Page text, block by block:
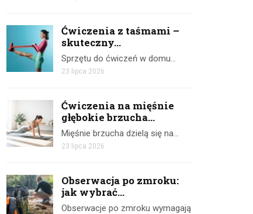
Ćwiczenia z taśmami –
skuteczny...
Sprzętu do ćwiczeń w domu…
23 lipca 2026
Ćwiczenia na mięśnie
głębokie brzucha...
Mięśnie brzucha dzielą się na…
23 lipca 2026
Obserwacja po zmroku:
jak wybrać...
Obserwacje po zmroku wymagają